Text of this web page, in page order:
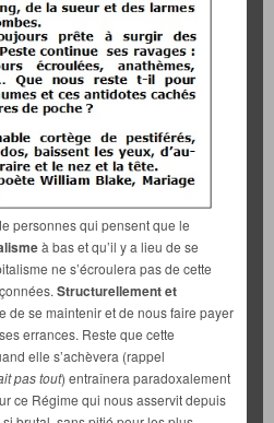
personnes qui pensent que le
à bas et qu’il y a lieu de se
ne s’écroulera pas de cette
Structurellement et
de se maintenir et de nous faire payer
errances. Reste que cette
elle s’achèvera (rappel
pas tout) entraînera paradoxalement
ce Régime qui nous asservit depuis